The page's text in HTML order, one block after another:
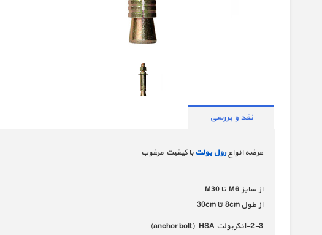
نقد و بررسی
عرضه انواعرول بولت با کیفیت مرغوب
از سایز M6 تا M30
از طول 8cm تا 30cm
2-3-انکربولت anchor bolt) HSA)